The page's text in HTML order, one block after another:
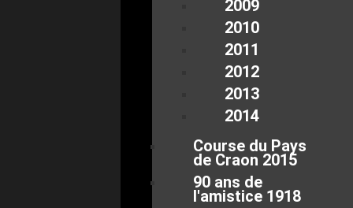
2009
2010
2011
2012
2013
2014
Course du Pays
de Craon 2015
90 ans de
l'amistice 1918